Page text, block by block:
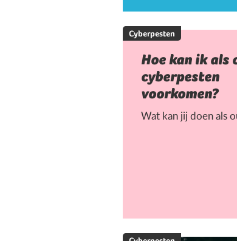
Cyberpesten
Hoe kan ik als
cyberpesten
voorkomen?
Wat kan jij doen als